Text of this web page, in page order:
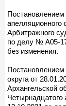
Постановлением
апелляционного
Арбитражного
по делу № А05-
без изменения.
Постановлением
округа от
Архангельской
Четырнадцатого